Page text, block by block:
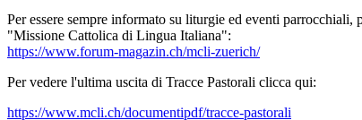
Per essere sempre informato su liturgie ed eventi
"Missione Cattolica di Lingua Italiana":
https://www.forum-magazin.ch/mcli-zuerich/
Per vedere l'ultima uscita di Tracce Pastorali clicca qui:
https://www.mcli.ch/documentipdf/tracce-pastorali